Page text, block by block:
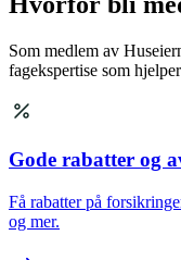
Som medlem av
fagekspertise som
Gode rabatter og
Få rabatter på
og mer.